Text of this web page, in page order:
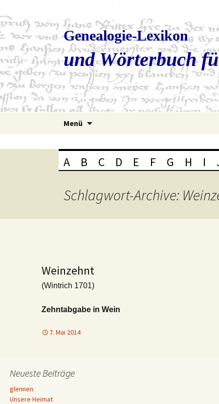
Genealogie-Lexikon
und Wörterbuch
Menü
A B C D E F G H I
Schlagwort-Archive:
Weinzehnt
(Wintrich 1701)
Zehntabgabe in Wein
7. Mai 2014
Neueste Beiträge
glennen
Unsere Heimat